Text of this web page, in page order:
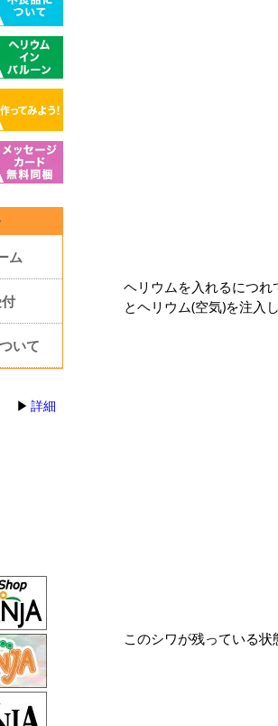
ム
いて
詳細
ヘリウムを入れるにつ
とヘリウム(空気)を注入
このシワが残っている状